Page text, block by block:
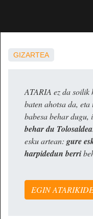
GIZARTEA
ATARIA ez da soilik
baten ahotsa da,
babesa behar dugu,
behar du Tolosaldea
esku artean: gure
harpidedun berri
EGIN